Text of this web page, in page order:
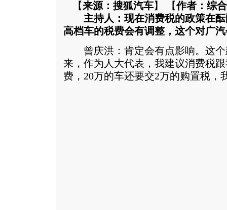
【来源：搜狐汽车】 【作者：综
主持人：现在消费税的政策在
高档车的税费会有调整，这个对广
曾庆洪：肯定会有点影响。这个
来，作为人大代表，我建议消费税
费，20万的车还要交2万的购置税，